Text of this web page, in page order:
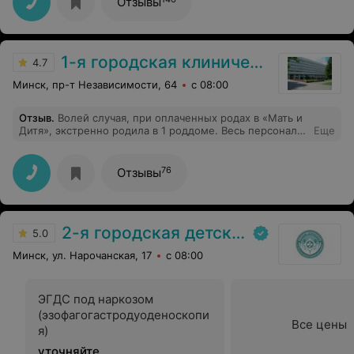
сохранением самой матки. Операция прошла успешно.
Людмила Степановна -это женщина с золотыми
руками вернула меня к полноценной жизни!!! А также
4.7 1-я городская клиническая больница
Минск, пр-т Независимости, 64 с 08:00
Отзыв. Волей случая, при оплаченных родах в «Мать и
Дитя», экстренно родила в 1 роддоме. Весь персонал
больнице - люди от Бога!!! И я сейчас не только о
врачах с золотыми руками, я хочу сказать и о
медсестрах, и санитарочках! Я благодарю Бога по сей
день, за столь вежливое, внимательное, щепетильное
отношение к Вашим пациентам! Низкий Вам поклон!
Еще
Отзывы76
5.0 2-я городская детская клиническая больница
Минск, ул. Нарочанская, 17 с 08:00
ЭГДС под наркозом
(эзофагогастродуоденоскопи
я)
Все цены